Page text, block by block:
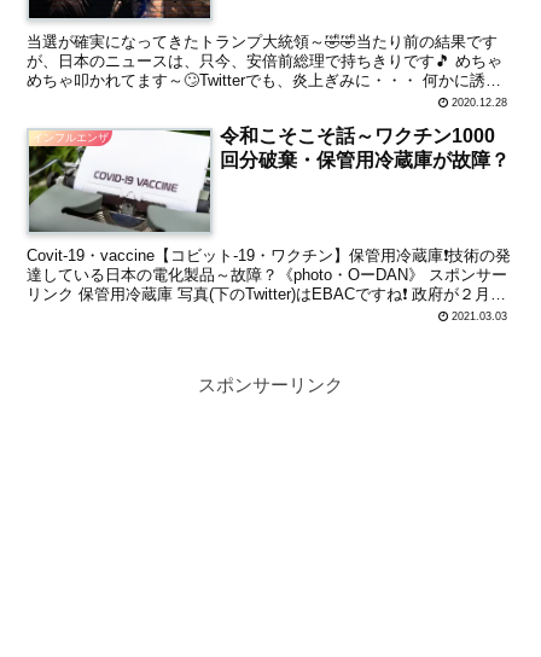
当選が確実になってきたトランプ大統領～🤣🤣当たり前の結果です
が、日本のニュースは、只今、安倍前総理で持ちきりです🎵 めちゃ
めちゃ叩かれてます～🙄Twitterでも、炎上ぎみに・・・ 何かに誘導
2020.12.28
インフルエンザ
令和こそこそ話～ワクチン1000
回分破棄・保管用冷蔵庫が故障？
Covit-19・vaccine【コビット-19・ワクチン】保管用冷蔵庫❗技術の発
達している日本の電化製品～故障？《photo・OーDAN》 スポンサー
リンク 保管用冷蔵庫 写真(下のTwitter)はEBACですね❗ 政府が２月下
2021.03.03
スポンサーリンク